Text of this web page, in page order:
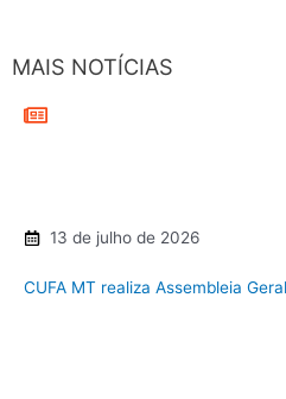
MAIS NOTÍCIAS
13 de julho de 2026
CUFA MT realiza Assembleia